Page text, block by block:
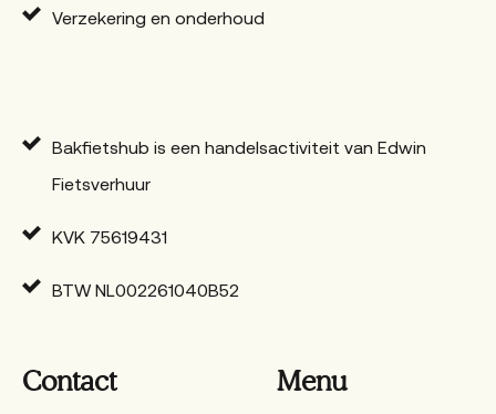
Verzekering en onderhoud
Bakfietshub is een handelsactiviteit van Edwin
Fietsverhuur
KVK 75619431
BTW NL002261040B52
Contact Menu